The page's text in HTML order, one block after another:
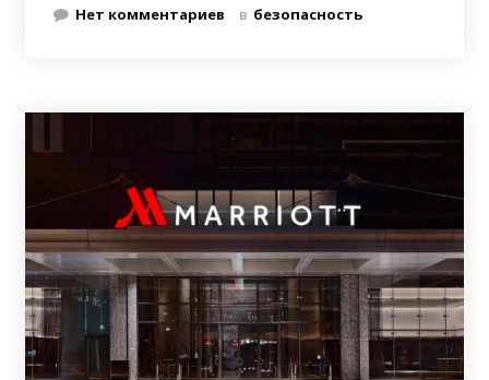
Нет комментариев в безопасность